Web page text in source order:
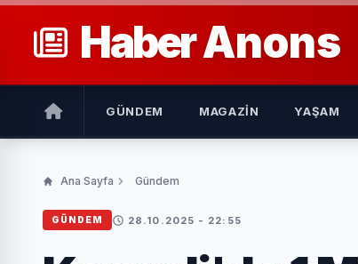
HaberAnons
GÜNDEM MAGAZIN YAŞAM
Ana Sayfa Gündem
GÜNDEM 28.10.2025 - 22:55